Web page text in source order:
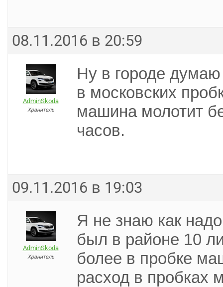
08.11.2016 в 20:59
AdminSkoda
Хранитель
Ну в городе
в московских
машина молотит
часов.
09.11.2016 в 19:03
AdminSkoda
Хранитель
Я не знаю как
был в районе 10
более в пробке
расход в пробках